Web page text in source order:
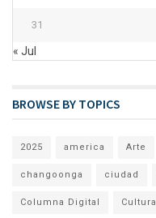
31
« Jul
BROWSE BY TOPICS
2025 america Arte
changoonga ciudad
Columna Digital Cultura